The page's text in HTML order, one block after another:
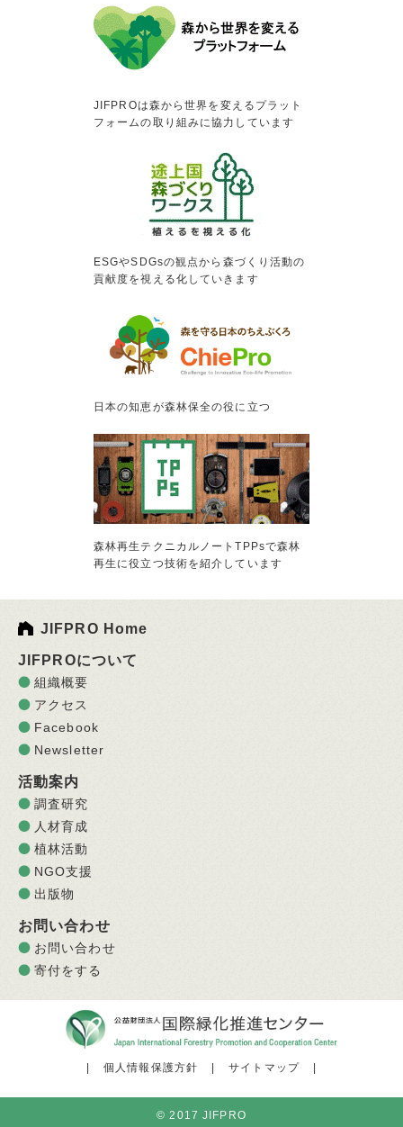
JIFPROは森から世界を変えるプラット
フォームの取り組みに協力しています
ESGやSDGsの観点から森づくり活動の
貢献度を視える化していきます
日本の知恵が森林保全の役に立つ
森林再生テクニカルノートTPPsで森林
再生に役立つ技術を紹介しています
JIFPRO Home
JIFPROについて
組織概要
アクセス
Facebook
Newsletter
活動案内
調査研究
人材育成
植林活動
NGO支援
出版物
お問い合わせ
お問い合わせ
寄付をする
個人情報保護方針 サイトマップ
© 2017 JIFPRO